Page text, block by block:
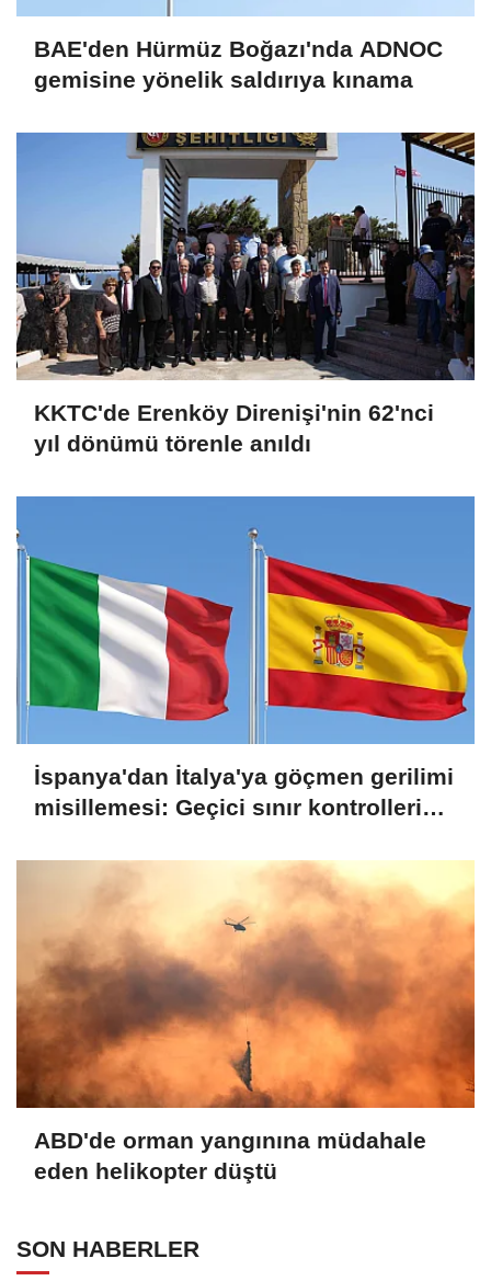
BAE'den Hürmüz Boğazı'nda ADNOC
gemisine yönelik saldırıya kınama
KKTC'de Erenköy Direnişi'nin 62'nci
yıl dönümü törenle anıldı
İspanya'dan İtalya'ya göçmen gerilimi
misillemesi: Geçici sınır kontrolleri
ABD'de orman yangınına müdahale
eden helikopter düştü
SON HABERLER